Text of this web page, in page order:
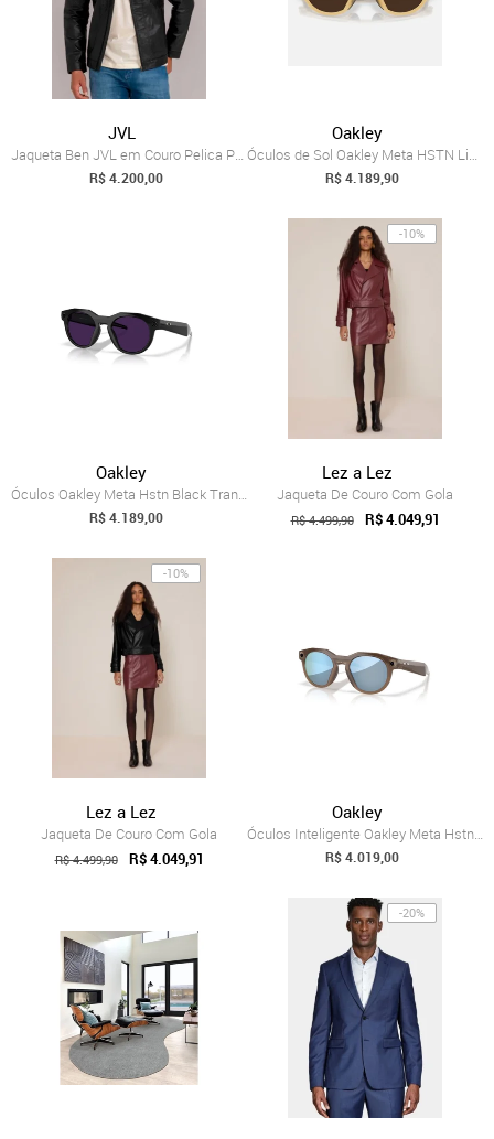
JVL
Jaqueta Ben JVL em Couro Pelica Preto
R$ 4.200,00
Oakley
Óculos de Sol Oakley Meta HSTN Light Cur...
R$ 4.189,90
Oakley
Óculos Oakley Meta Hstn Black Transition...
R$ 4.189,00
-10%
Lez a Lez
Jaqueta De Couro Com Gola
R$ 4.499,90 R$ 4.049,91
-10%
Lez a Lez
Jaqueta De Couro Com Gola
R$ 4.499,90 R$ 4.049,91
Oakley
Óculos Inteligente Oakley Meta Hstn Priz...
R$ 4.019,00
-20%